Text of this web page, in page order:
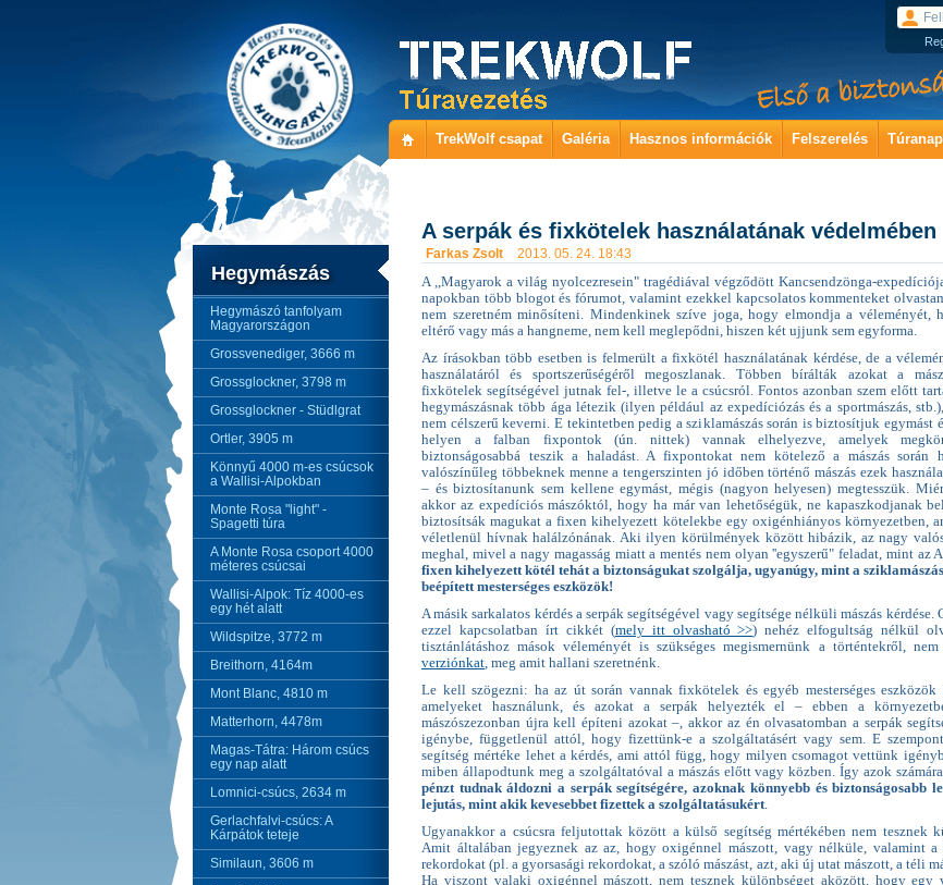
TrekWolf csapat Galéria Hasznos információk Felszerelés
Hegymászás
Hegymászó tanfolyam
Magyarországon
Grossvenediger, 3666 m
Grossglockner, 3798 m
Grossglockner - Stüdlgrat
Ortler, 3905 m
Könnyű 4000 m-es csúcsok
a Wallisi-Alpokban
Monte Rosa "light" -
Spagetti túra
A Monte Rosa csoport 4000
méteres csúcsai
Wallisi-Alpok: Tíz 4000-es
egy hét alatt
Wildspitze, 3772 m
Breithorn, 4164m
Mont Blanc, 4810 m
Matterhorn, 4478m
Magas-Tátra: Három csúcs
egy nap alatt
Lomnici-csúcs, 2634 m
Gerlachfalvi-csúcs: A
Kárpátok teteje
Similaun, 3606 m
A serpák és fixkötelek használatának védelmében
Farkas Zsolt 2013. 05. 24. 18:43
A ,,Magyarok a világ nyolcezresein" tragédiával végződött Kancsendzönga-
napokban több blogot és fórumot, valamint ezekkel kapcsolatos kommenteket
nem szeretném minősíteni. Mindenkinek szíve joga, hogy elmondja a véleményét,
eltérő vagy más a hangneme, nem kell meglepődni, hiszen két ujjunk sem egyforma.
Az írásokban több esetben is felmerült a fixkötél használatának kérdése, de a
használatáról és sportszerűségéről megoszlanak. Többen bírálták azokat a
fixkötelek segítségével jutnak fel-, illetve le a csúcsról. Fontos azonban szem előtt
hegymászásnak több ága létezik (ilyen például az expedíciózás és a sportmászás,
nem célszerű keverni. E tekintetben pedig a sziklamászás során is biztosítjuk egymást
helyen a falban fixpontok (ún. nittek) vannak elhelyezve, amelyek
biztonságosabbá teszik a haladást. A fixpontokat nem kötelező a mászás során
valószínűleg többeknek menne a tengerszinten jó időben történő mászás ezek
– és biztosítanunk sem kellene egymást, mégis (nagyon helyesen) megtesszük.
akkor az expedíciós mászóktól, hogy ha már van lehetőségük, ne kapaszkodjanak
biztosítsák magukat a fixen kihelyezett kötelekbe egy oxigénhiányos környezetben,
véletlenül hívnak halálzónának. Aki ilyen körülmények között hibázik, az nagy
meghal, mivel a nagy magasság miatt a mentés nem olyan ''egyszerű" feladat, mint az
fixen kihelyezett kötél tehát a biztonságukat szolgálja, ugyanúgy, mint a
beépített mesterséges eszközök!
A másik sarkalatos kérdés a serpák segítségével vagy segítsége nélküli mászás kérdése.
ezzel kapcsolatban írt cikkét (mely itt olvasható >>) nehéz elfogultság nélkül
tisztánlátáshoz mások véleményét is szükséges megismernünk a történtekről,
verziónkat, meg amit hallani szeretnénk.
Le kell szögezni: ha az út során vannak fixkötelek és egyéb mesterséges eszközök
amelyeket használunk, és azokat a serpák helyezték el – ebben a
mászószezonban újra kell építeni azokat –, akkor az én olvasatomban a serpák
igénybe, függetlenül attól, hogy fizettünk-e a szolgáltatásért vagy sem. E
segítség mértéke lehet a kérdés, ami attól függ, hogy milyen csomagot vettünk
miben állapodtunk meg a szolgáltatóval a mászás előtt vagy közben. Így azok
pénzt tudnak áldozni a serpák segítségére, azoknak könnyebb és biztonságosabb
lejutás, mint akik kevesebbet fizettek a szolgáltatásukért.
Ugyanakkor a csúcsra feljutottak között a külső segítség mértékében nem tesznek
Amit általában jegyeznek az az, hogy oxigénnel mászott, vagy nélküle, valamint a
rekordokat (pl. a gyorsasági rekordokat, a szóló mászást, azt, aki új utat mászott, a téli
Ha viszont valaki oxigénnel mászott, nem tesznek különbséget aközött, hogy egy